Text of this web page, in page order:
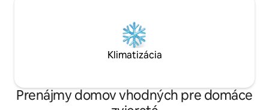
Klimatizácia
Prenájmy domov vhodných pre domáce